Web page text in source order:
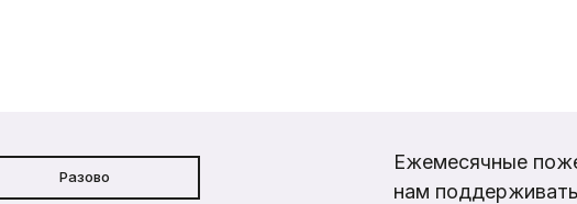
Разово
Ежемесячные
нам